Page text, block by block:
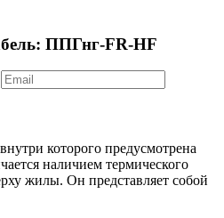
ППГнг-FR-HF
которого предусмотрена
наличием термического
жилы. Он представляет собой